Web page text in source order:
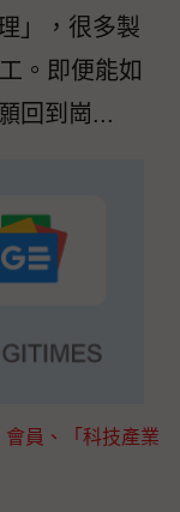
」，很多製
。即便能如
回到崗...
員、「科技產業